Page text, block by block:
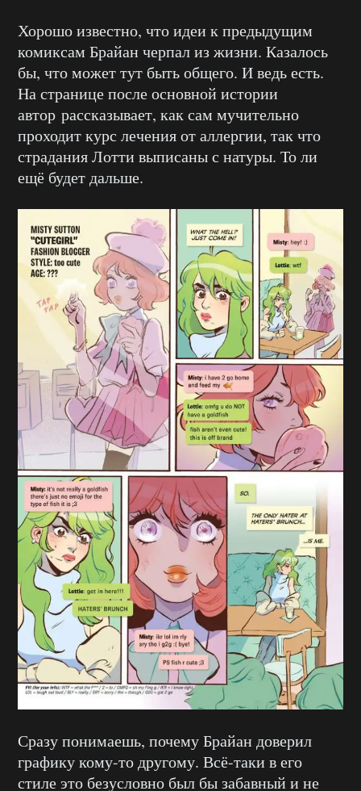
Хорошо известно, что идеи к предыдущим
комиксам Брайан черпал из жизни. Казалось
бы, что может тут быть общего. И ведь есть.
На странице после основной истории
автор рассказывает, как сам мучительно
проходит курс лечения от аллергии, так что
страдания Лотти выписаны с натуры. То ли
ещё будет дальше.
Сразу понимаешь, почему Брайан доверил
графику кому-то другому. Всё-таки в его
стиле это безусловно был бы забавный и не